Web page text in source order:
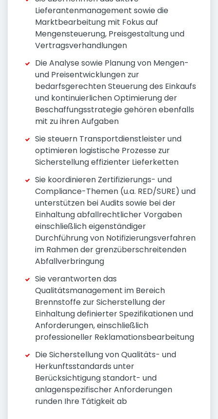
Lieferantenmanagement sowie die
Marktbearbeitung mit Fokus auf
Mengensteuerung, Preisgestaltung und
Vertragsverhandlungen
Die Analyse sowie Planung von Mengen-
und Preisentwicklungen zur
bedarfsgerechten Steuerung des Einkaufs
und kontinuierlichen Optimierung der
Beschaffungsstrategie gehören ebenfalls
mit zu ihren Aufgaben
Sie steuern Transportdienstleister und
optimieren logistische Prozesse zur
Sicherstellung effizienter Lieferketten
Sie koordinieren Zertifizierungs- und
Compliance-Themen (u.a. RED/SURE) und
unterstützen bei Audits sowie bei der
Einhaltung abfallrechtlicher Vorgaben
einschließlich eigenständiger
Durchführung von Notifizierungsverfahren
im Rahmen der grenzüberschreitenden
Abfallverbringung
Sie verantworten das
Qualitätsmanagement im Bereich
Brennstoffe zur Sicherstellung der
Einhaltung definierter Spezifikationen und
Anforderungen, einschließlich
professioneller Reklamationsbearbeitung
Die Sicherstellung von Qualitäts- und
Herkunftsstandards unter
Berücksichtigung standort- und
anlagenspezifischer Anforderungen
runden Ihre Tätigkeit ab